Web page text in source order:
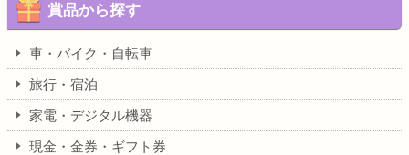
賞品から探す
車・バイク・自転車
旅行・宿泊
家電・デジタル機器
現金・金券・ギフト券